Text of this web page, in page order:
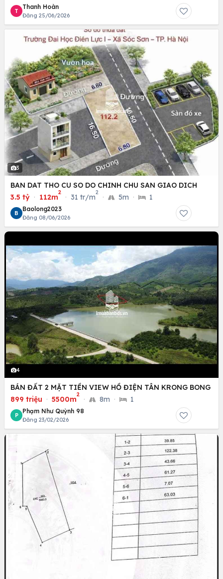
T
Thanh Hoàn
Đăng 25/06/2026
3
BAN DAT THO CU SO DO CHINH CHU SAN GIAO DICH
3.5 tỷ · 112m
2
· 31 tr/m
2
· 5m · 1
B
Baolong2023
Đăng 08/06/2026
4
BÁN ĐẤT 2 MẶT TIỀN VIEW HỒ ĐIỆN TÂN KRONG BONG
899 triệu · 5500m
2
· 8m · 1
P
Phạm Như Quỳnh 98
Đăng 23/02/2026